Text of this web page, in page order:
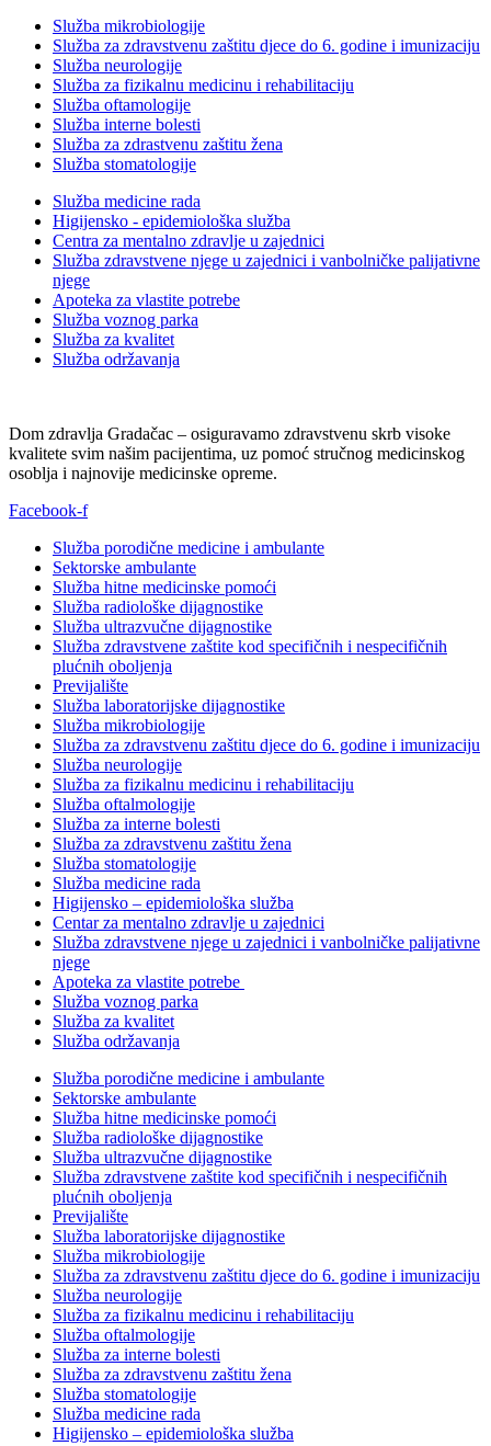
Služba mikrobiologije
Služba za zdravstvenu zaštitu djece do 6. godine i imunizaciju
Služba neurologije
Služba za fizikalnu medicinu i rehabilitaciju
Služba oftamologije
Služba interne bolesti
Služba za zdrastvenu zaštitu žena
Služba stomatologije
Služba medicine rada
Higijensko - epidemiološka služba
Centra za mentalno zdravlje u zajednici
Služba zdravstvene njege u zajednici i vanbolničke palijativne
njege
Apoteka za vlastite potrebe
Služba voznog parka
Služba za kvalitet
Služba održavanja
Dom zdravlja Gradačac – osiguravamo zdravstvenu skrb visoke
kvalitete svim našim pacijentima, uz pomoć stručnog medicinskog
osoblja i najnovije medicinske opreme.
Facebook-f
Služba porodične medicine i ambulante
Sektorske ambulante
Služba hitne medicinske pomoći
Služba radiološke dijagnostike
Služba ultrazvučne dijagnostike
Služba zdravstvene zaštite kod specifičnih i nespecifičnih
plućnih oboljenja
Previjalište
Služba laboratorijske dijagnostike
Služba mikrobiologije
Služba za zdravstvenu zaštitu djece do 6. godine i imunizaciju
Služba neurologije
Služba za fizikalnu medicinu i rehabilitaciju
Služba oftalmologije
Služba za interne bolesti
Služba za zdravstvenu zaštitu žena
Služba stomatologije
Služba medicine rada
Higijensko – epidemiološka služba
Centar za mentalno zdravlje u zajednici
Služba zdravstvene njege u zajednici i vanbolničke palijativne
njege
Apoteka za vlastite potrebe
Služba voznog parka
Služba za kvalitet
Služba održavanja
Služba porodične medicine i ambulante
Sektorske ambulante
Služba hitne medicinske pomoći
Služba radiološke dijagnostike
Služba ultrazvučne dijagnostike
Služba zdravstvene zaštite kod specifičnih i nespecifičnih
plućnih oboljenja
Previjalište
Služba laboratorijske dijagnostike
Služba mikrobiologije
Služba za zdravstvenu zaštitu djece do 6. godine i imunizaciju
Služba neurologije
Služba za fizikalnu medicinu i rehabilitaciju
Služba oftalmologije
Služba za interne bolesti
Služba za zdravstvenu zaštitu žena
Služba stomatologije
Služba medicine rada
Higijensko – epidemiološka služba